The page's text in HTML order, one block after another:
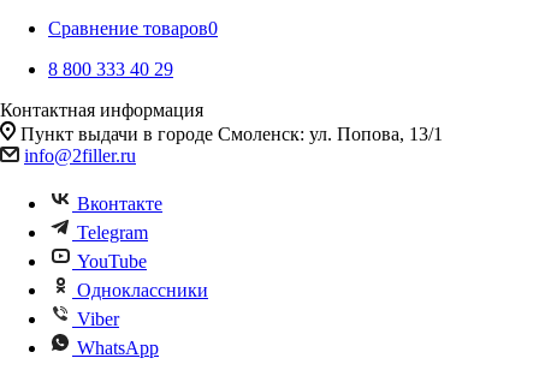
Сравнение товаров0
8 800 333 40 29
Контактная информация
Пункт выдачи в городе Смоленск: ул. Попова, 13/1
info@2filler.ru
Вконтакте
Telegram
YouTube
Одноклассники
Viber
WhatsApp